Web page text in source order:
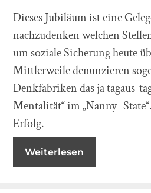
Dieses Jubiläum ist eine
nachzudenken welchen
um soziale Sicherung heute
Mittlerweile denunzieren
Denkfabriken das ja tagaus-
Mentalität“ im „Nanny-
Erfolg.
Weiterlesen